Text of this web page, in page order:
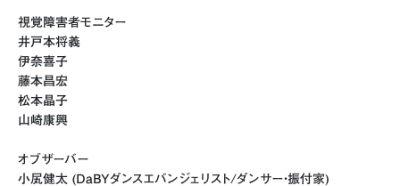
視覚障害者モニター
井戸本将義
伊奈喜子
藤本昌宏
松本晶子
山崎康興
オブザーバー
小㞍健太 (DaBYダンスエバンジェリスト/ダンサー・振付家)